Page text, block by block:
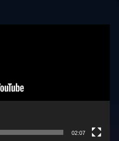
02:07